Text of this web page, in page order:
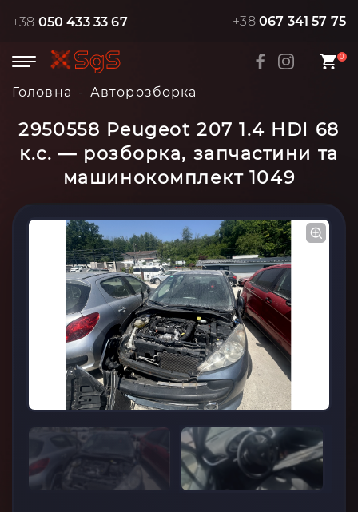
+38 050 433 33 67 +38 067 341 57 75
0
Головна Авторозборка
2950558 Peugeot 207 1.4 HDI 68
к.с. — розборка, запчастини та
машинокомплект 1049